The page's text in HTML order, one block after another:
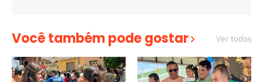
Você também pode gostar Ver todos